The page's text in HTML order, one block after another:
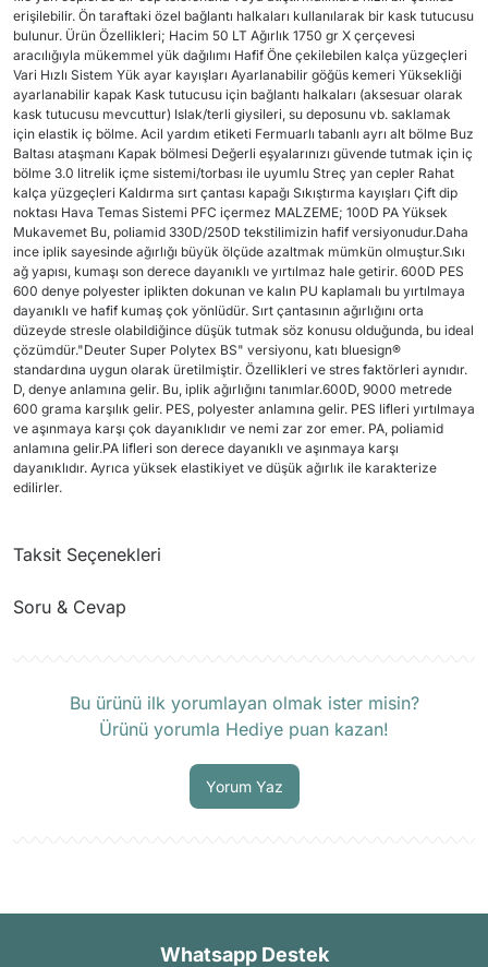
erişilebilir. Ön taraftaki özel bağlantı halkaları kullanılarak bir kask tutucusu
bulunur. Ürün Özellikleri; Hacim 50 LT Ağırlık 1750 gr X çerçevesi
aracılığıyla mükemmel yük dağılımı Hafif Öne çekilebilen kalça yüzgeçleri
Vari Hızlı Sistem Yük ayar kayışları Ayarlanabilir göğüs kemeri Yüksekliği
ayarlanabilir kapak Kask tutucusu için bağlantı halkaları (aksesuar olarak
kask tutucusu mevcuttur) Islak/terli giysileri, su deposunu vb. saklamak
için elastik iç bölme. Acil yardım etiketi Fermuarlı tabanlı ayrı alt bölme Buz
Baltası ataşmanı Kapak bölmesi Değerli eşyalarınızı güvende tutmak için iç
bölme 3.0 litrelik içme sistemi/torbası ile uyumlu Streç yan cepler Rahat
kalça yüzgeçleri Kaldırma sırt çantası kapağı Sıkıştırma kayışları Çift dip
noktası Hava Temas Sistemi PFC içermez MALZEME; 100D PA Yüksek
Mukavemet Bu, poliamid 330D/250D tekstilimizin hafif versiyonudur.Daha
ince iplik sayesinde ağırlığı büyük ölçüde azaltmak mümkün olmuştur.Sıkı
ağ yapısı, kumaşı son derece dayanıklı ve yırtılmaz hale getirir. 600D PES
600 denye polyester iplikten dokunan ve kalın PU kaplamalı bu yırtılmaya
dayanıklı ve hafif kumaş çok yönlüdür. Sırt çantasının ağırlığını orta
düzeyde stresle olabildiğince düşük tutmak söz konusu olduğunda, bu ideal
çözümdür."Deuter Super Polytex BS" versiyonu, katı bluesign®
standardına uygun olarak üretilmiştir. Özellikleri ve stres faktörleri aynıdır.
D, denye anlamına gelir. Bu, iplik ağırlığını tanımlar.600D, 9000 metrede
600 grama karşılık gelir. PES, polyester anlamına gelir. PES lifleri yırtılmaya
ve aşınmaya karşı çok dayanıklıdır ve nemi zar zor emer. PA, poliamid
anlamına gelir.PA lifleri son derece dayanıklı ve aşınmaya karşı
dayanıklıdır. Ayrıca yüksek elastikiyet ve düşük ağırlık ile karakterize
edilirler.
Taksit Seçenekleri
Soru & Cevap
Bu ürünü ilk yorumlayan olmak ister misin?
Ürünü yorumla Hediye puan kazan!
Yorum Yaz
Whatsapp Destek